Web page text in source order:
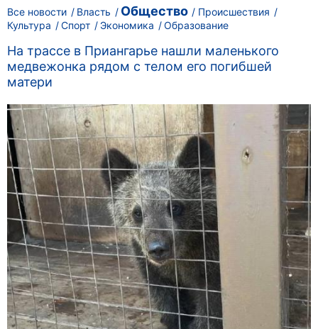
Все новости Власть Общество
Происшествия
Культура
Спорт Экономика Образование
На трассе в Приангарье нашли маленького
медвежонка рядом с телом его погибшей
матери